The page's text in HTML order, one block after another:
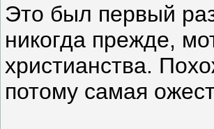
Это был первый
никогда прежде,
христианства.
потому самая